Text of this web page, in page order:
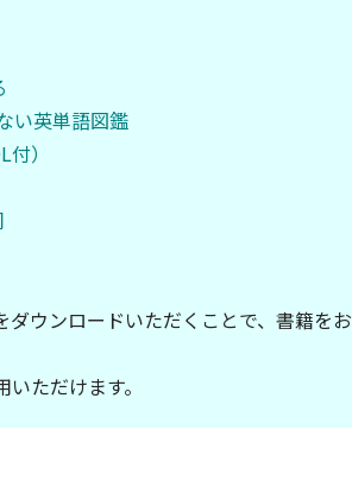
い英単語図鑑
）
ウンロードいただくことで、書籍をお
ただけます。